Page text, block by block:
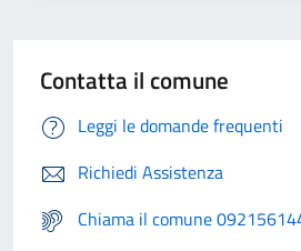
Contatta il comune
Leggi le domande frequenti
Richiedi Assistenza
Chiama il comune